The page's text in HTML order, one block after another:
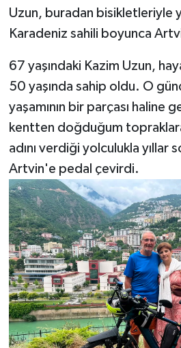
Uzun, buradan bisikletleriyle
Karadeniz sahili boyunca
67 yaşındaki Kazim Uzun,
50 yaşında sahip oldu. O
yaşamının bir parçası
kentten doğduğum
adını verdiği yolculukla yıllar
Artvin'e pedal çevirdi.